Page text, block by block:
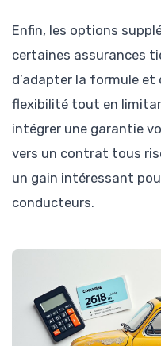
Enfin, les options
certaines assurances
d’adapter la formule et
flexibilité tout en
intégrer une garantie
vers un contrat tous
un gain intéressant
conducteurs.